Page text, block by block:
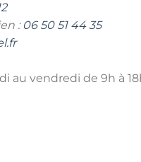
: 06 50 51 44 35
au vendredi de 9h à